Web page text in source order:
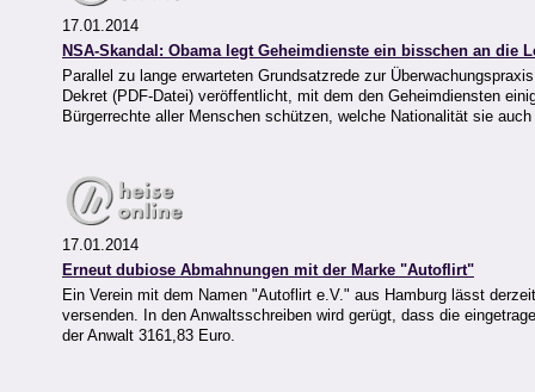
17.01.2014
NSA-Skandal: Obama legt Geheimdienste ein bisschen an die
Parallel zu lange erwarteten Grundsatzrede zur
Dekret (PDF-Datei) veröffentlicht, mit dem den Geheimdiensten
Bürgerrechte aller Menschen schützen, welche Nationalität sie
17.01.2014
Erneut dubiose Abmahnungen mit der Marke "Autoflirt"
Ein Verein mit dem Namen "Autoflirt e.V." aus Hamburg lässt
versenden. In den Anwaltsschreiben wird gerügt, dass die
der Anwalt 3161,83 Euro.